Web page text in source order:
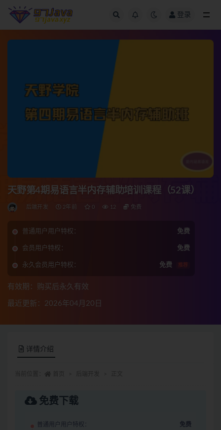
登录
天野第4期易语言半内存辅助培训课程（52课）
后端开发 2年前 0 12 免费
普通用户用户特权： 免费
会员用户特权： 免费
永久会员用户特权： 免费 推荐
有效期：购买后永久有效
最近更新：2026年04月20日
详情介绍
免费下载
普通用户用户特权： 免费